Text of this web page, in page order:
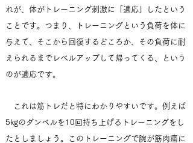
れが、体がトレーニング刺激に「適応」したという
ことです。つまり、トレーニングという負荷を体に
与えて、そこから回復するどころか、その負荷に耐
えられるまでレベルアップして帰ってくる、という
のが適応です。
これは筋トレだと特にわかりやすいです。例えば
5kgのダンベルを10回持ち上げるトレーニングをし
たとしましょう。このトレーニングで腕が筋肉痛に